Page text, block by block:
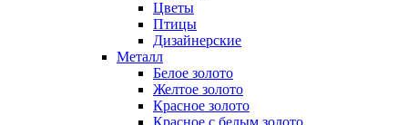
Цветы
Птицы
Дизайнерские
Металл
Белое золото
Желтое золото
Красное золото
Красное с белым золото